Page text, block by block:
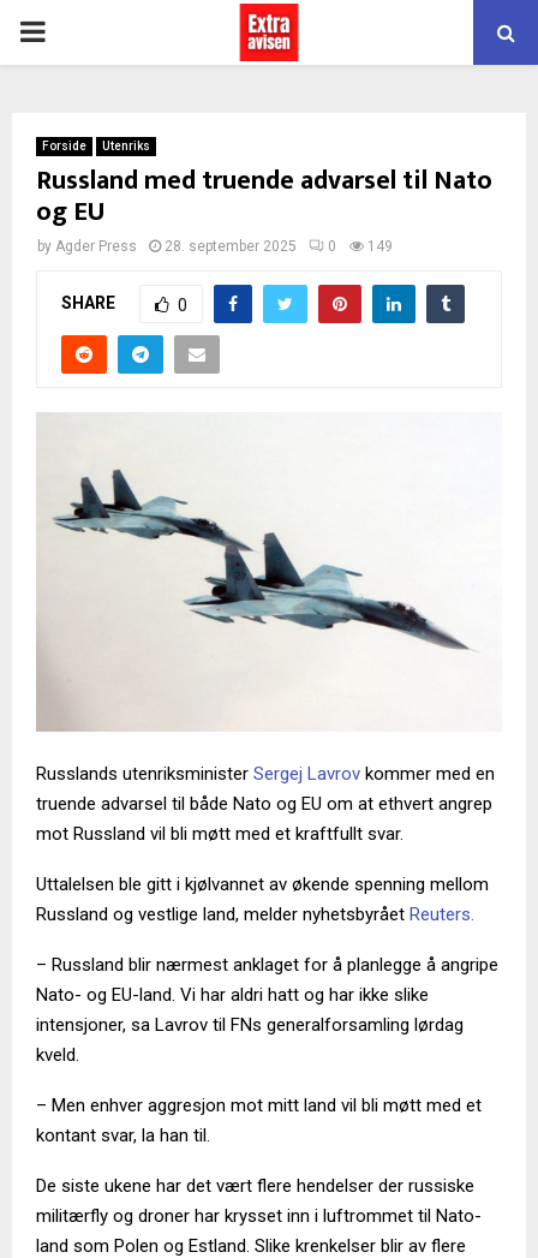
PRIMARY
Forside Utenriks
Russland med truende advarsel til Nato
og EU
by Agder Press 28. september 2025 0 149
SHARE 0
Russlands utenriksminister Sergej Lavrov kommer med en
truende advarsel til både Nato og EU om at ethvert angrep
mot Russland vil bli møtt med et kraftfullt svar.
Uttalelsen ble gitt i kjølvannet av økende spenning mellom
Russland og vestlige land, melder nyhetsbyrået Reuters.
– Russland blir nærmest anklaget for å planlegge å angripe
Nato- og EU-land. Vi har aldri hatt og har ikke slike
intensjoner, sa Lavrov til FNs generalforsamling lørdag
kveld.
– Men enhver aggresjon mot mitt land vil bli møtt med et
kontant svar, la han til.
De siste ukene har det vært flere hendelser der russiske
militærfly og droner har krysset inn i luftrommet til Nato-
land som Polen og Estland. Slike krenkelser blir av flere